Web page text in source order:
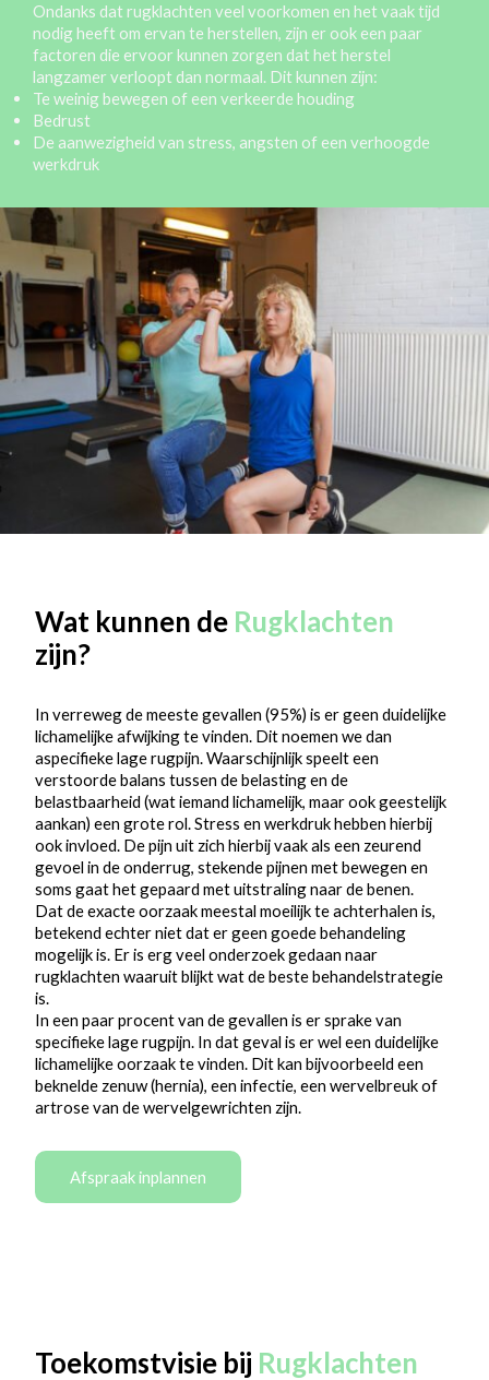
Ondanks dat rugklachten veel voorkomen en het vaak tijd
nodig heeft om ervan te herstellen, zijn er ook een paar
factoren die ervoor kunnen zorgen dat het herstel
langzamer verloopt dan normaal. Dit kunnen zijn:
Te weinig bewegen of een verkeerde houding
Bedrust
De aanwezigheid van stress, angsten of een verhoogde
werkdruk
Wat kunnen de Rugklachten
zijn?
In verreweg de meeste gevallen (95%) is er geen duidelijke
lichamelijke afwijking te vinden. Dit noemen we dan
aspecifieke lage rugpijn. Waarschijnlijk speelt een
verstoorde balans tussen de belasting en de
belastbaarheid (wat iemand lichamelijk, maar ook geestelijk
aankan) een grote rol. Stress en werkdruk hebben hierbij
ook invloed. De pijn uit zich hierbij vaak als een zeurend
gevoel in de onderrug, stekende pijnen met bewegen en
soms gaat het gepaard met uitstraling naar de benen.
Dat de exacte oorzaak meestal moeilijk te achterhalen is,
betekend echter niet dat er geen goede behandeling
mogelijk is. Er is erg veel onderzoek gedaan naar
rugklachten waaruit blijkt wat de beste behandelstrategie
is.
In een paar procent van de gevallen is er sprake van
specifieke lage rugpijn. In dat geval is er wel een duidelijke
lichamelijke oorzaak te vinden. Dit kan bijvoorbeeld een
beknelde zenuw (hernia), een infectie, een wervelbreuk of
artrose van de wervelgewrichten zijn.
Afspraak inplannen
Toekomstvisie bij Rugklachten